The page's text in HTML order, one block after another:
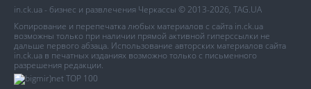
in.ck.ua - бизнес и развлечения Черкассы © 2013-2026, TAG.UA
Копирование и перепечатка любых материалов с сайта in.ck.ua
возможны только при наличии прямой активной гиперссылки не
дальше первого абзаца. Использование авторских материалов сайта
in.ck.ua в печатных изданиях возможно только с письменного
разрешения редакции.